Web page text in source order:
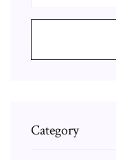
Category